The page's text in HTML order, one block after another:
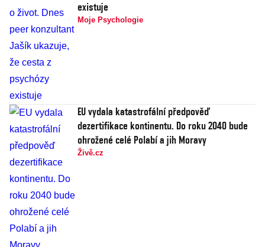
existuje
Moje Psychologie
EU vydala katastrofální předpověď
dezertifikace kontinentu. Do roku 2040 bude
ohrožené celé Polabí a jih Moravy
Živě.cz